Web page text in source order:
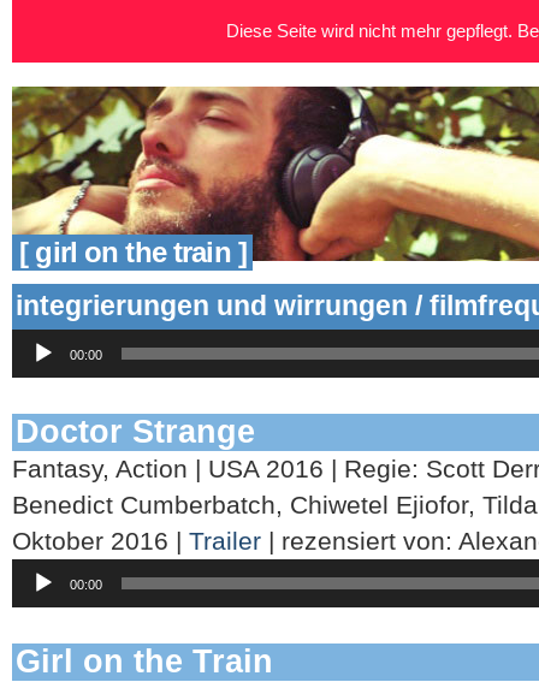
[ girl on the train ]
integrierungen und wirrungen /
Player
00:00
Doctor Strange
Fantasy, Action | USA 2016 | Regie: Scott
Benedict Cumberbatch, Chiwetel Ejiofor,
Oktober 2016 | Trailer | rezensiert von:
Player
00:00
Girl on the Train
Diese Seite wird nicht mehr gepflegt.